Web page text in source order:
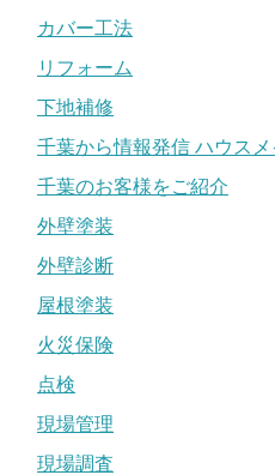
カバー工法
リフォーム
下地補修
千葉から情報発信 ハウス
千葉のお客様をご紹介
外壁塗装
外壁診断
屋根塗装
火災保険
点検
現場管理
現場調査